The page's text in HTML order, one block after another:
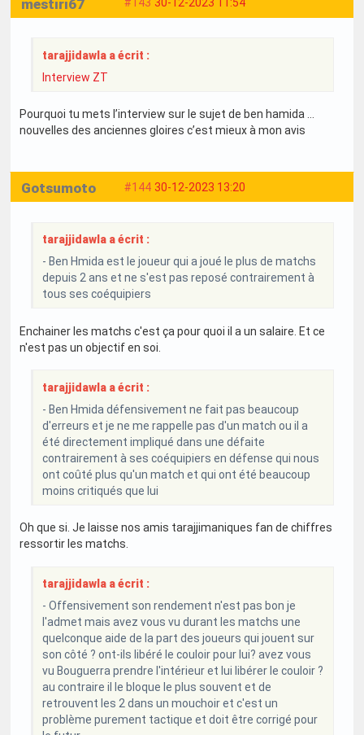
#143 30-12-2023 11:54
mestiri67
tarajjidawla a écrit :
Interview ZT
Pourquoi tu mets l’interview sur le sujet de ben hamida …
nouvelles des anciennes gloires c’est mieux à mon avis
#144 30-12-2023 13:20
Gotsumoto
tarajjidawla a écrit :
- Ben Hmida est le joueur qui a joué le plus de matchs
depuis 2 ans et ne s'est pas reposé contrairement à
tous ses coéquipiers
Enchainer les matchs c'est ça pour quoi il a un salaire. Et ce
n'est pas un objectif en soi.
tarajjidawla a écrit :
- Ben Hmida défensivement ne fait pas beaucoup
d'erreurs et je ne me rappelle pas d'un match ou il a
été directement impliqué dans une défaite
contrairement à ses coéquipiers en défense qui nous
ont coûté plus qu'un match et qui ont été beaucoup
moins critiqués que lui
Oh que si. Je laisse nos amis tarajjimaniques fan de chiffres
ressortir les matchs.
tarajjidawla a écrit :
- Offensivement son rendement n'est pas bon je
l'admet mais avez vous vu durant les matchs une
quelconque aide de la part des joueurs qui jouent sur
son côté ? ont-ils libéré le couloir pour lui? avez vous
vu Bouguerra prendre l'intérieur et lui libérer le couloir ?
au contraire il le bloque le plus souvent et de
retrouvent les 2 dans un mouchoir et c'est un
problème purement tactique et doit être corrigé pour